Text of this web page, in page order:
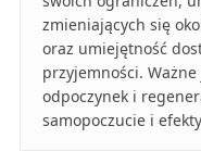
zmieniających się
oraz umiejętność
przyjemności.
odpoczynek i
samopoczucie i